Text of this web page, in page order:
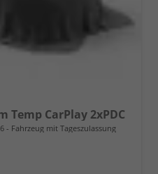
Temp CarPlay 2xPDC
Fahrzeug mit Tageszulassung